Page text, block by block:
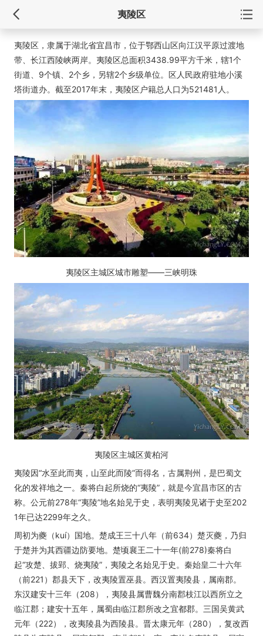
夷陵区
夷陵区，隶属于湖北省宜昌市，位于鄂西山区向江汉平原过渡地
带、长江西陵峡两岸。夷陵区总面积3438.99平方千米，辖1个
街道、9个镇、2个乡，另辖2个乡级单位。区人民政府驻地小溪
塔街道办。截至2017年末，夷陵区户籍总人口为521481人。
夷陵区主城区城市雕塑——三峡明珠
夷陵区主城区黄柏河
夷陵因“水至此而夷，山至此而陵”而得名，古属荆州，是巴蜀文
化的发祥地之一。秦将白起所烧的“夷陵”，就是今宜昌市区的古
称。公元前278年“夷陵”地名始见于史，表明夷陵见诸于史至202
1年已达2299年之久。
周初为夔（kuí）国地。楚成王三十八年（前634）楚灭夔，乃归
于楚并为其西疆边防要地。楚顷襄王二十一年(前278)秦将白
起“攻楚、拔郢、烧夷陵”，夷陵之名始见于史。秦始皇二十六年
（前221）郡县天下，改夷陵置巫县。西汉置夷陵县，属南郡。
东汉建安十三年（208），夷陵县属曹魏分南郡枝江以西所立之
临江郡；建安十五年，属蜀由临江郡所改之宜都郡。三国吴黄武
元年（222），改夷陵县为西陵县。晋太康元年（280），复改西